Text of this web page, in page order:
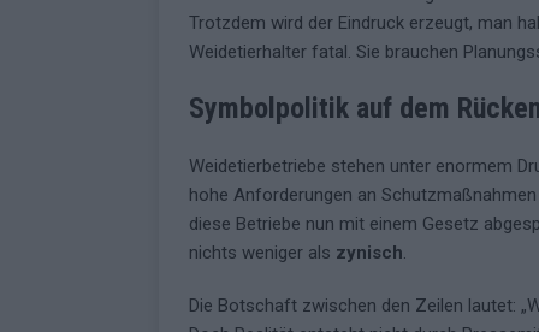
Trotzdem wird der Eindruck erzeugt, man
Weidetierhalter fatal. Sie brauchen
Symbolpolitik auf dem
Weidetierbetriebe stehen unter enormem
hohe Anforderungen an
diese Betriebe nun mit einem Gesetz
nichts weniger als zynisch.
Die Botschaft zwischen den Zeilen lautet: